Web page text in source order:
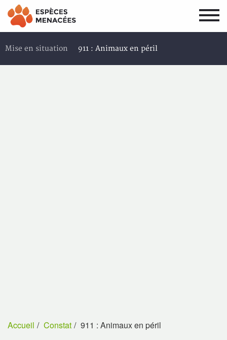
Aller
au
menu
Aller
au
contenu
Mise en situation 911 : Animaux en péril
Accueil Constat 911 : Animaux en péril